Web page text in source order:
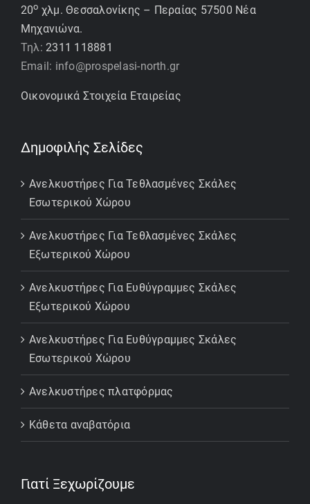
20ο χλμ. Θεσσαλονίκης – Περαίας 57500 Νέα
Μηχανιώνα.
Τηλ: 2311 118881
Email: info@prospelasi-north.gr
Οικονομικά Στοιχεία Εταιρείας
Δημοφιλής Σελίδες
Ανελκυστήρες Για Τεθλασμένες Σκάλες
Εσωτερικού Χώρου
Ανελκυστήρες Για Τεθλασμένες Σκάλες
Εξωτερικού Χώρου
Ανελκυστήρες Για Ευθύγραμμες Σκάλες
Εξωτερικού Χώρου
Ανελκυστήρες Για Ευθύγραμμες Σκάλες
Εσωτερικού Χώρου
Ανελκυστήρες πλατφόρμας
Κάθετα αναβατόρια
Γιατί Ξεχωρίζουμε